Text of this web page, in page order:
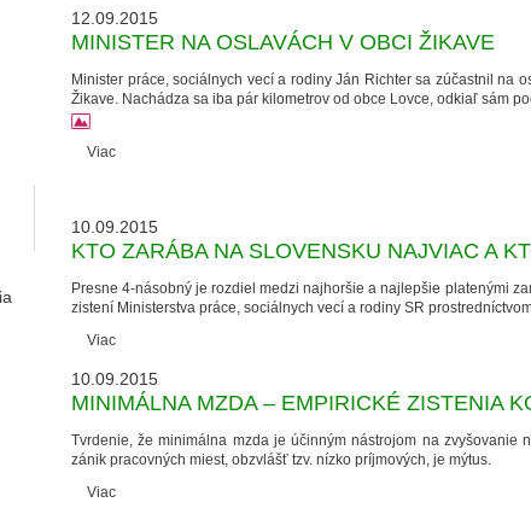
12.09.2015
MINISTER NA OSLAVÁCH V OBCI ŽIKAVE
Minister práce, sociálnych vecí a rodiny Ján Richter sa zúčastnil na
Žikave. Nachádza sa iba pár kilometrov od obce Lovce, odkiaľ sám
Viac
10.09.2015
KTO ZARÁBA NA SLOVENSKU NAJVIAC A
Presne 4-násobný je rozdiel medzi najhoršie a najlepšie platenými
zistení Ministerstva práce, sociálnych vecí a rodiny SR
Viac
10.09.2015
MINIMÁLNA MZDA – EMPIRICKÉ ZISTENIA
Tvrdenie, že minimálna mzda je účinným nástrojom na zvyšovanie
zánik pracovných miest, obzvlášť tzv. nízko príjmových, je mýtus.
Viac